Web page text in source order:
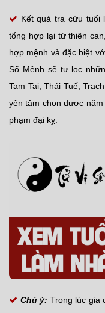
Kết quả tra cứu tuổi
tổng hợp lại từ thiên
hợp mệnh và đặc biệt
Số Mệnh sẽ tự lọc
Tam Tai, Thái Tuế,
yên tâm chọn được
phạm đại kỵ.
Chú ý: Trong lúc gia